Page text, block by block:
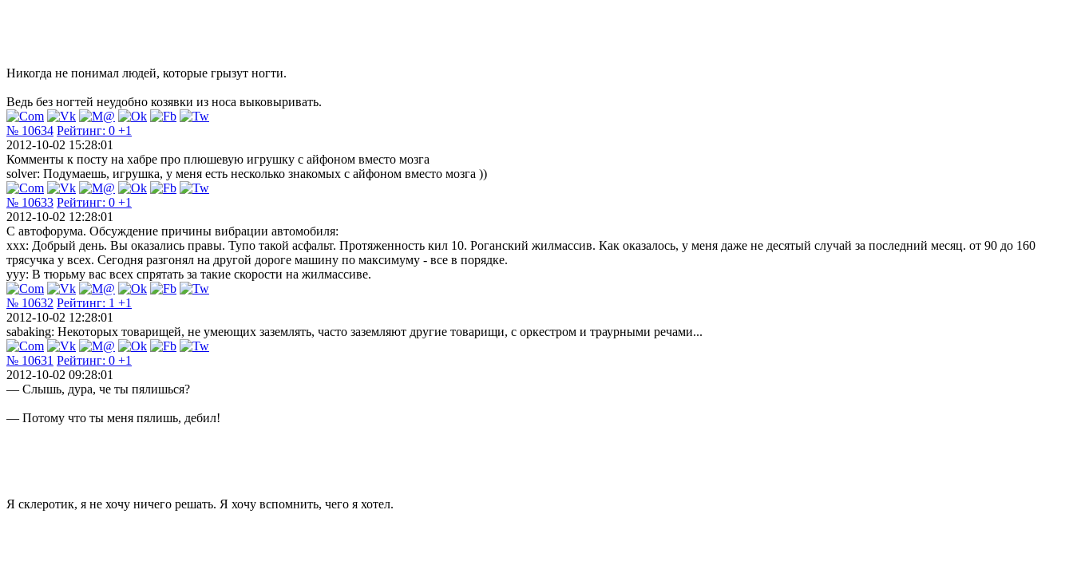
Никогда не понимал людей, которые грызут ногти.
Ведь без ногтей неудобно козявки из носа выковыривать.
№ 10634 Рейтинг: 0 +1
2012-10-02 15:28:01
Комменты к посту на хабре про плюшевую игрушку с айфоном вместо мозга
solver: Подумаешь, игрушка, у меня есть несколько знакомых с айфоном вместо мозга ))
№ 10633 Рейтинг: 0 +1
2012-10-02 12:28:01
С автофорума. Обсуждение причины вибрации автомобиля:
хxx: Добрый день. Вы оказались правы. Тупо такой асфальт. Протяженность кил 10. Роганский жилмассив. Как оказалось, у меня даже не десятый случай за последний месяц. от 90 до 160
трясучка у всех. Сегодня разгонял на другой дороге машину по максимуму - все в порядке.
yyy: В тюрьму вас всех спрятать за такие скорости на жилмассиве.
№ 10632 Рейтинг: 1 +1
2012-10-02 12:28:01
sabaking: Некоторых товарищей, не умеющих заземлять, часто заземляют другие товарищи, с оркестром и траурными речами...
№ 10631 Рейтинг: 0 +1
2012-10-02 09:28:01
— Слышь, дура, че ты пялишься?
— Потому что ты меня пялишь, дебил!
Я склеротик, я не хочу ничего решать. Я хочу вспомнить, чего я хотел.